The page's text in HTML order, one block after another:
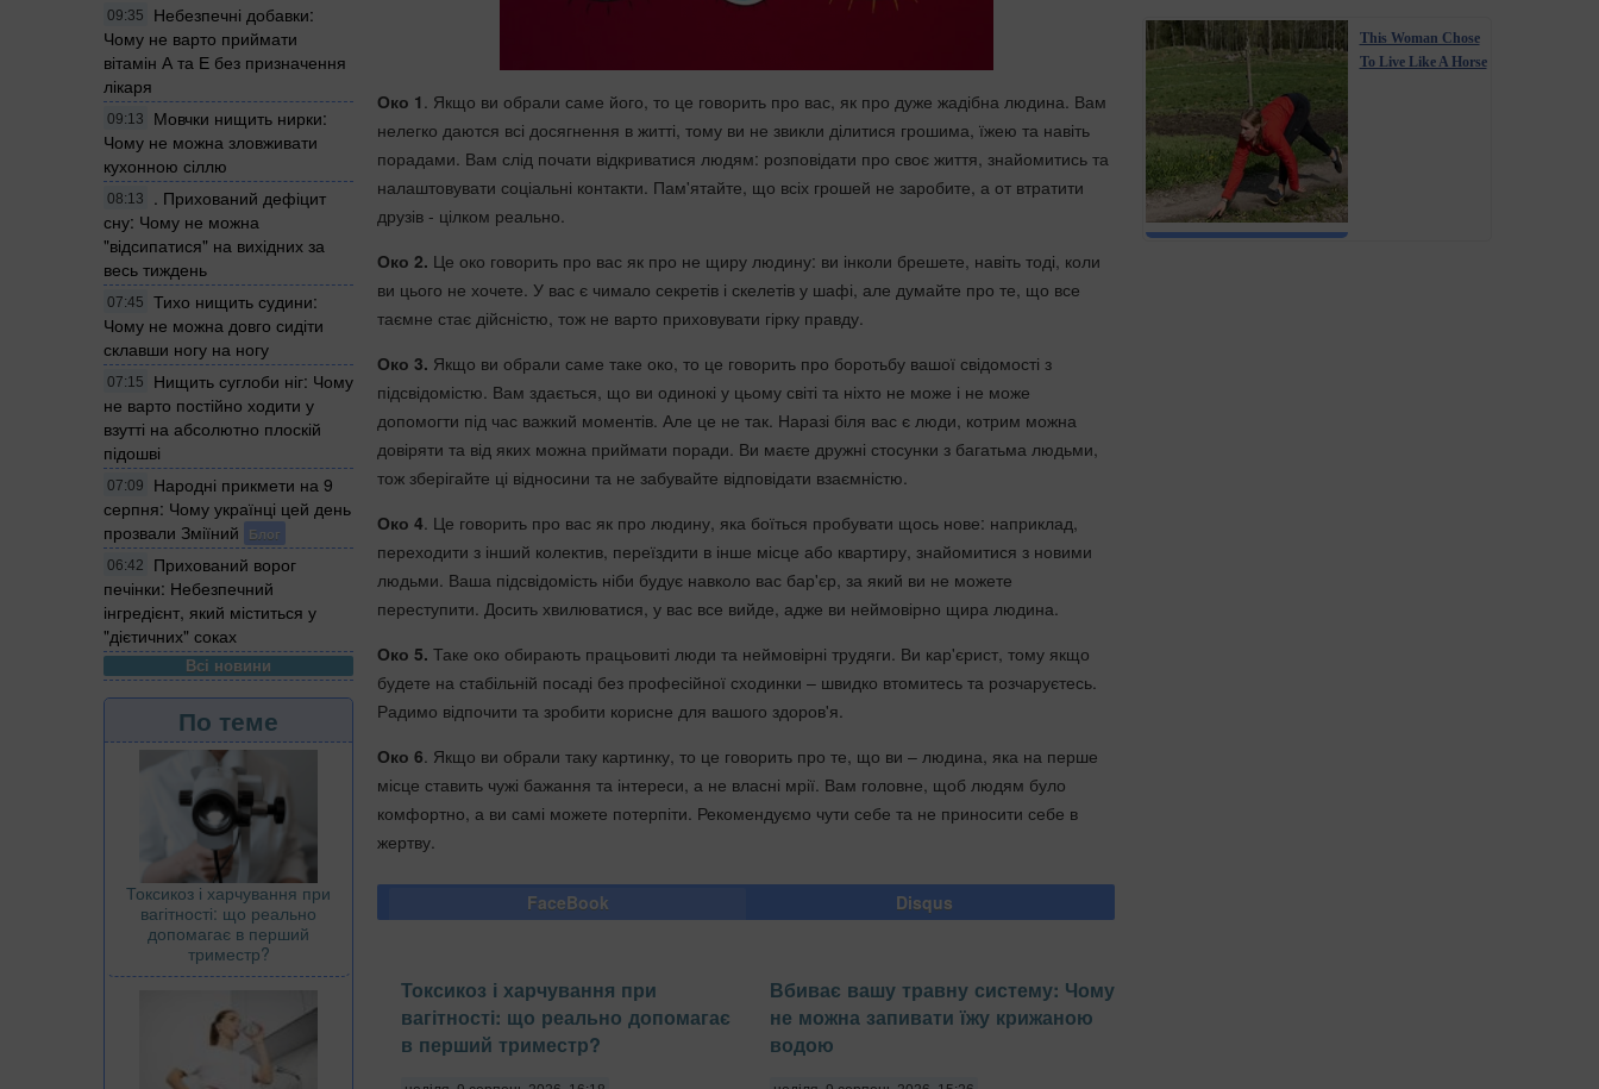
09:35
Небезпечні добавки:
Чому не варто приймати
вітамін А та Е без призначення
лікаря
09:13
Мовчки нищить нирки:
Чому не можна зловживати
кухонною сіллю
08:13
. Прихований дефіцит
сну: Чому не можна
"відсипатися" на вихідних за
весь тиждень
07:45
Тихо нищить судини:
Чому не можна довго сидіти
склавши ногу на ногу
07:15
Нищить суглоби ніг: Чому
не варто постійно ходити у
взутті на абсолютно плоскій
підошві
07:09
Народні прикмети на 9
серпня: Чому українці цей день
прозвали Зміїний
Блог
06:42
Прихований ворог
печінки: Небезпечний
інгредієнт, який міститься у
"дієтичних" соках
Всі новини
По теме
Токсикоз і харчування при
вагітності: що реально
допомагає в перший
триместр?
Око 1 . Якщо ви обрали саме його, то це говорить про вас, як про дуже жадібна людина. Вам
нелегко даются всі досягнення в житті, тому ви не звикли ділитися грошима, їжею та навіть
порадами. Вам слід почати відкриватися людям: розповідати про своє життя, знайомитись та
налаштовувати соціальні контакти. Пам'ятайте, що всіх грошей не заробите, а от втратити
друзів - цілком реально.
Око 2. Це око говорить про вас як про не щиру людину: ви інколи брешете, навіть тоді, коли
ви цього не хочете. У вас є чимало секретів і скелетів у шафі, але думайте про те, що все
таємне стає дійсністю, тож не варто приховувати гірку правду.
Око 3. Якщо ви обрали саме таке око, то це говорить про боротьбу вашої свідомості з
підсвідомістю. Вам здається, що ви одинокі у цьому світі та ніхто не може і не може
допомогти під час важкий моментів. Але це не так. Наразі біля вас є люди, котрим можна
довіряти та від яких можна приймати поради. Ви маєте дружні стосунки з багатьма людьми,
тож зберігайте ці відносини та не забувайте відповідати взаємністю.
Око 4. Це говорить про вас як про людину, яка боїться пробувати щось нове: наприклад,
переходити з інший колектив, переїздити в інше місце або квартиру, знайомитися з новими
людьми. Ваша підсвідомість ніби будує навколо вас бар'єр, за який ви не можете
переступити. Досить хвилюватися, у вас все вийде, адже ви неймовірно щира людина.
Око 5. Таке око обирають працьовиті люди та неймовірні трудяги. Ви кар'єрист, тому якщо
будете на стабільній посаді без професійної сходинки – швидко втомитесь та розчаруєтесь.
Радимо відпочити та зробити корисне для вашого здоров'я.
Око 6. Якщо ви обрали таку картинку, то це говорить про те, що ви – людина, яка на перше
місце ставить чужі бажання та інтереси, а не власні мрії. Вам головне, щоб людям було
комфортно, а ви самі можете потерпіти. Рекомендуємо чути себе та не приносити себе в
жертву.
FaceBook Disqus
Токсикоз і харчування при
вагітності: що реально допомагає
в перший триместр?
Вбиває вашу травну систему: Чому
не можна запивати їжу крижаною
водою
This Woman Chose
To Live Like A Horse